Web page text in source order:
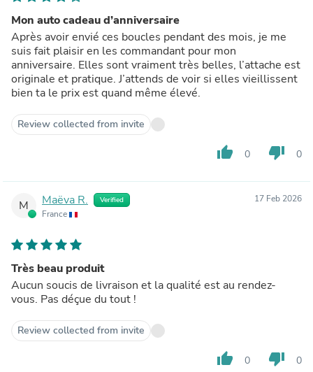
Mon auto cadeau d’anniversaire
Après avoir envié ces boucles pendant des mois, je me
suis fait plaisir en les commandant pour mon
anniversaire. Elles sont vraiment très belles, l’attache est
originale et pratique. J’attends de voir si elles vieillissent
bien ta le prix est quand même élevé.
Review collected from invite
thumb_up 0 thumb_down 0
M Maëva R. Verified
France
17 Feb 2026
Très beau produit
Aucun soucis de livraison et la qualité est au rendez-
vous. Pas déçue du tout !
Review collected from invite
thumb_up 0 thumb_down 0